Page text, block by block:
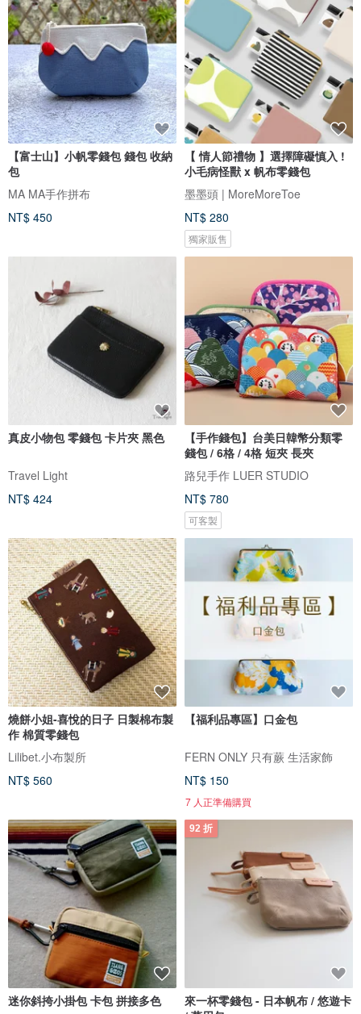
【富士山】小帆零錢包 錢包 收納
包
MA MA手作拼布
NT$ 450
【 情人節禮物 】選擇障礙慎入 !
小毛病怪獸 x 帆布零錢包
墨墨頭 | MoreMoreToe
NT$ 280
獨家販售
真皮小物包 零錢包 卡片夾 黑色
Travel Light
NT$ 424
【手作錢包】台美日韓幣分類零
錢包 / 6格 / 4格 短夾 長夾
路兒手作 LUER STUDIO
NT$ 780
可客製
燒餅小姐-喜悅的日子 日製棉布製
作 棉質零錢包
Lilibet.小布製所
NT$ 560
【福利品專區】口金包
FERN ONLY 只有蕨 生活家飾
NT$ 150
7 人正準備購買
迷你斜挎小掛包 卡包 拼接多色
92 折
來一杯零錢包 - 日本帆布 / 悠遊卡